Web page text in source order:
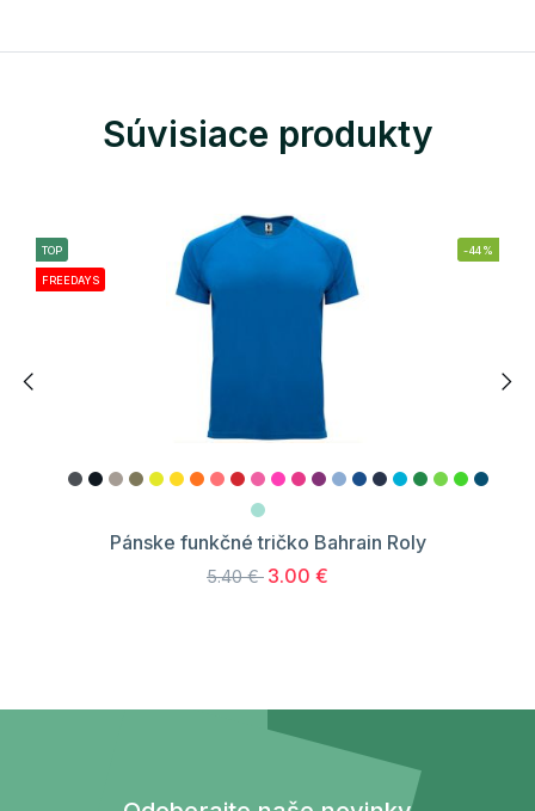
Súvisiace produkty
TOP
FREEDAYS
-44%
Pánske funkčné tričko Bahrain Roly
5.40 € 3.00 €